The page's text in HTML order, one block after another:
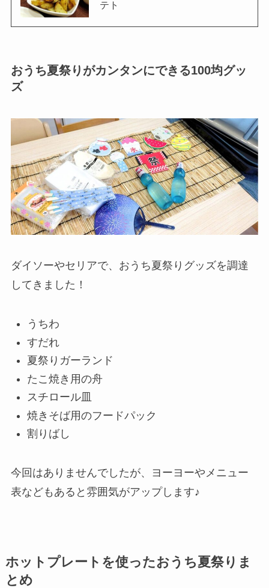
テト
おうち夏祭りがカンタンにできる100均グッ
ズ
ダイソーやセリアで、おうち夏祭りグッズを調達
してきました！
うちわ
すだれ
夏祭りガーランド
たこ焼き用の舟
スチロール皿
焼きそば用のフードパック
割りばし
今回はありませんでしたが、ヨーヨーやメニュー
表などもあると雰囲気がアップします♪
ホットプレートを使ったおうち夏祭りま
とめ